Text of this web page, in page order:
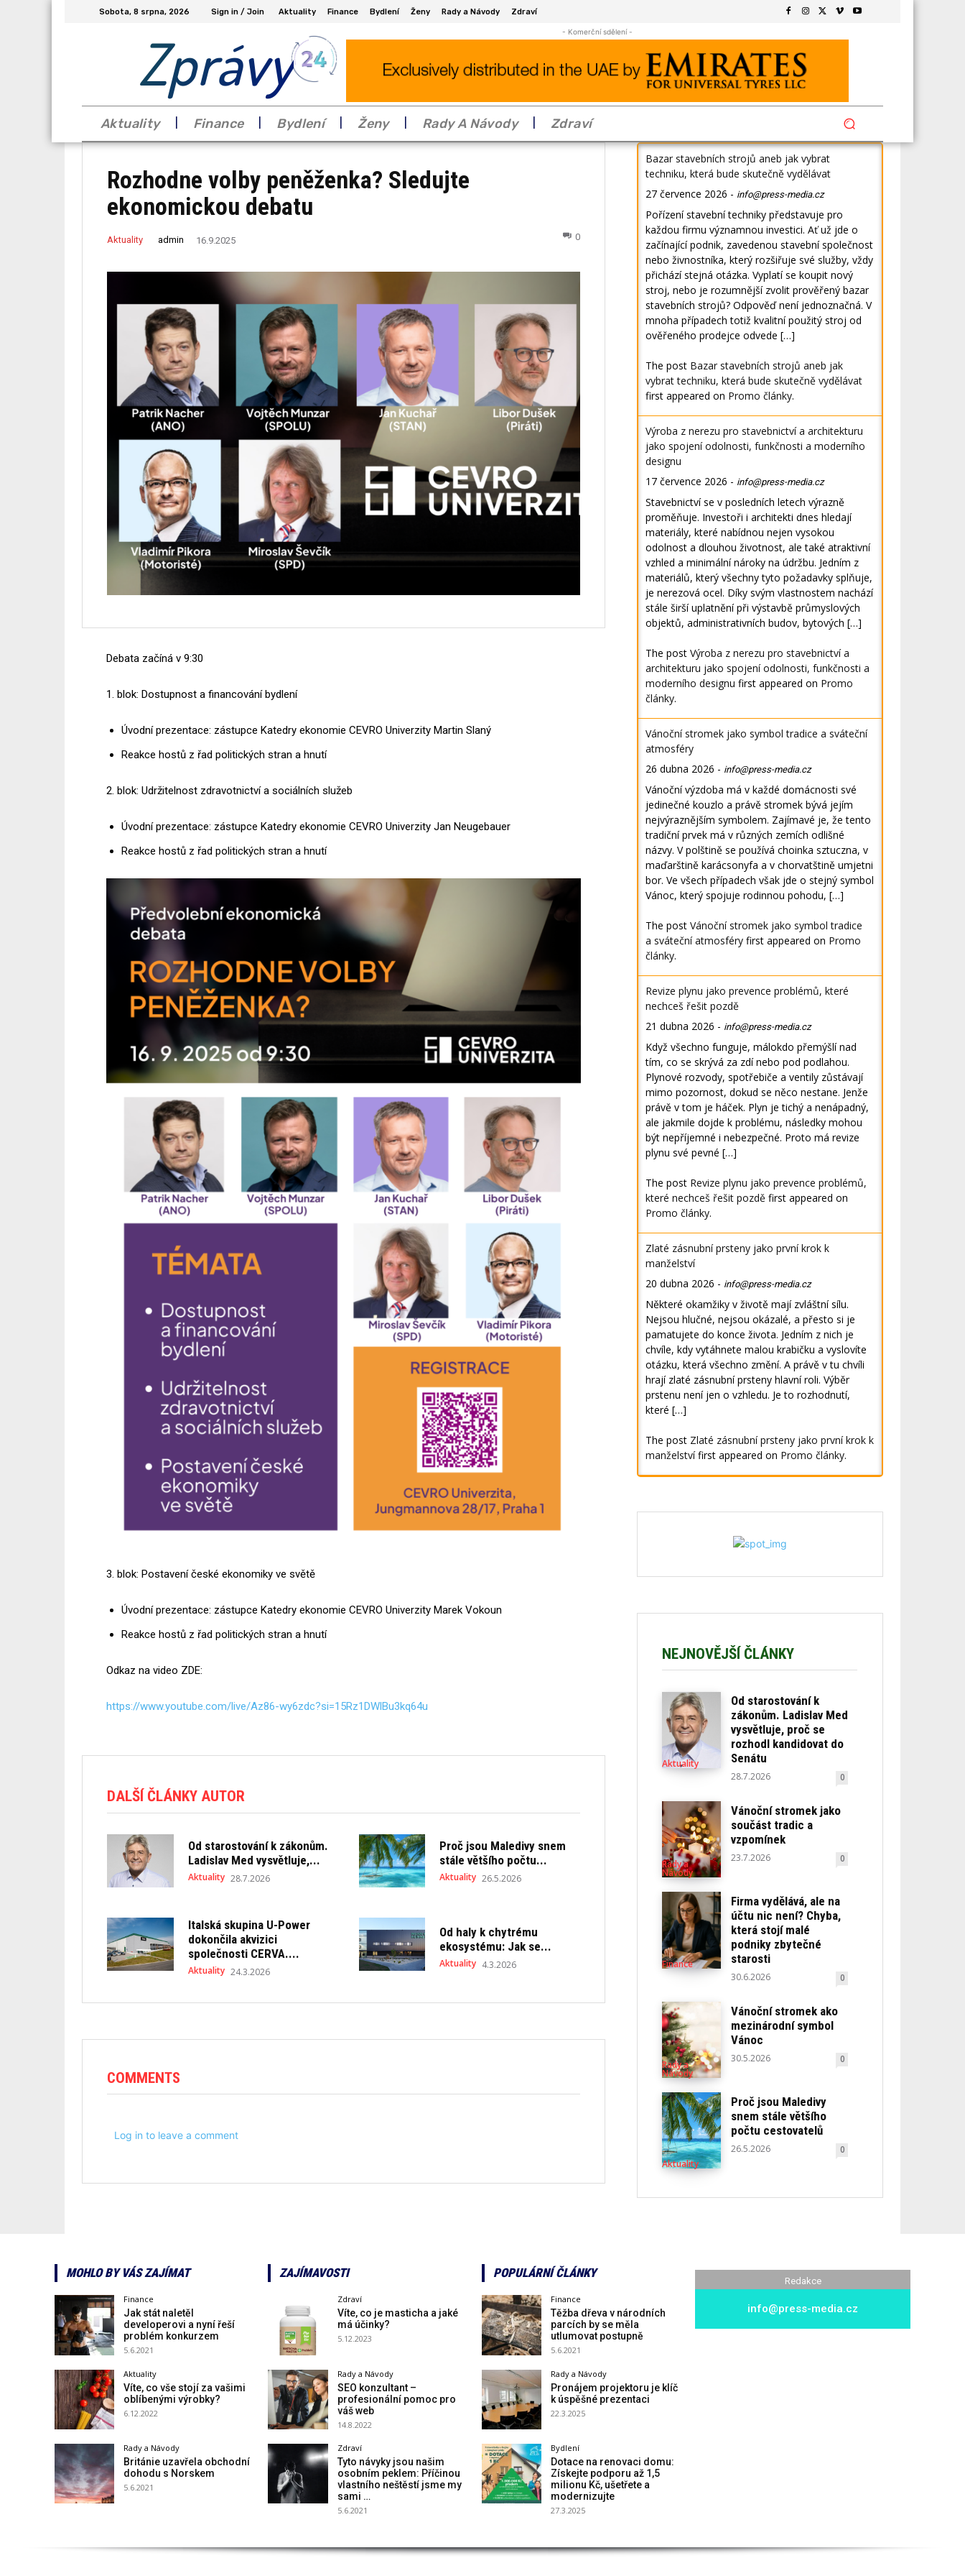
Sobota, 8 srpna, 2026 Sign in / Join Aktuality Finance Bydlení Ženy Rady a Návody Zdraví
Zprávy - Komerční sdělení -
Aktuality Finance Bydlení Ženy Rady A Návody Zdraví
Rozhodne volby peněženka? Sledujte
ekonomickou debatu
Aktuality admin 16.9.2025 0
Debata začíná v 9:30
1. blok: Dostupnost a financování bydlení
Úvodní prezentace: zástupce Katedry ekonomie CEVRO Univerzity Martin Slaný
Reakce hostů z řad politických stran a hnutí
2. blok: Udržitelnost zdravotnictví a sociálních služeb
Úvodní prezentace: zástupce Katedry ekonomie CEVRO Univerzity Jan Neugebauer
Reakce hostů z řad politických stran a hnutí
3. blok: Postavení české ekonomiky ve světě
Úvodní prezentace: zástupce Katedry ekonomie CEVRO Univerzity Marek Vokoun
Reakce hostů z řad politických stran a hnutí
Odkaz na video ZDE:
https://www.youtube.com/live/Az86-wy6zdc?si=15Rz1DWlBu3kq64u
DALŠÍ ČLÁNKY AUTOR
Od starostování k zákonům.
Ladislav Med vysvětluje,...
Aktuality 28.7.2026
Proč jsou Maledivy snem
stále většího počtu...
Aktuality 26.5.2026
Italská skupina U-Power
dokončila akvizici
společnosti CERVA....
Aktuality 24.3.2026
Od haly k chytrému
ekosystému: Jak se...
Aktuality 4.3.2026
COMMENTS
Log in to leave a comment
Bazar stavebních strojů aneb jak vybrat
techniku, která bude skutečně vydělávat
27 července 2026 - info@press-media.cz
Pořízení stavební techniky představuje pro
každou firmu významnou investici. Ať už jde o
začínající podnik, zavedenou stavební společnost
nebo živnostníka, který rozšiřuje své služby, vždy
přichází stejná otázka. Vyplatí se koupit nový
stroj, nebo je rozumnější zvolit prověřený bazar
stavebních strojů? Odpověď není jednoznačná. V
mnoha případech totiž kvalitní použitý stroj od
ověřeného prodejce odvede […]
The post Bazar stavebních strojů aneb jak
vybrat techniku, která bude skutečně vydělávat
first appeared on Promo články.
Výroba z nerezu pro stavebnictví a architekturu
jako spojení odolnosti, funkčnosti a moderního
designu
17 července 2026 - info@press-media.cz
Stavebnictví se v posledních letech výrazně
proměňuje. Investoři i architekti dnes hledají
materiály, které nabídnou nejen vysokou
odolnost a dlouhou životnost, ale také atraktivní
vzhled a minimální nároky na údržbu. Jedním z
materiálů, který všechny tyto požadavky splňuje,
je nerezová ocel. Díky svým vlastnostem nachází
stále širší uplatnění při výstavbě průmyslových
objektů, administrativních budov, bytových […]
The postVýroba z nerezu pro stavebnictví a
architekturu jako spojení odolnosti, funkčnosti a
moderního designu first appeared on Promo
články.
Vánoční stromek jako symbol tradice a sváteční
atmosféry
26 dubna 2026 - info@press-media.cz
Vánoční výzdoba má v každé domácnosti své
jedinečné kouzlo a právě stromek bývá jejím
nejvýraznějším symbolem. Zajímavé je, že tento
tradiční prvek má v různých zemích odlišné
názvy. V polštině se používá choinka sztuczna, v
maďarštině karácsonyfa a v chorvatštině umjetni
bor. Ve všech případech však jde o stejný symbol
Vánoc, který spojuje rodinnou pohodu, […]
The postVánoční stromek jako symbol tradice
a sváteční atmosféry first appeared on Promo
články.
Revize plynu jako prevence problémů, které
nechceš řešit pozdě
21 dubna 2026 - info@press-media.cz
Když všechno funguje, málokdo přemýšlí nad
tím, co se skrývá za zdí nebo pod podlahou.
Plynové rozvody, spotřebiče a ventily zůstávají
mimo pozornost, dokud se něco nestane. Jenže
právě v tom je háček. Plyn je tichý a nenápadný,
ale jakmile dojde k problému, následky mohou
být nepříjemné i nebezpečné. Proto má revize
plynu své pevné […]
The post Revize plynu jako prevence problémů,
které nechceš řešit pozdě first appeared on
Promo články.
Zlaté zásnubní prsteny jako první krok k
manželství
20 dubna 2026 - info@press-media.cz
Některé okamžiky v životě mají zvláštní sílu.
Nejsou hlučné, nejsou okázalé, a přesto si je
pamatujete do konce života. Jedním z nich je
chvíle, kdy vytáhnete malou krabičku a vyslovíte
otázku, která všechno změní. A právě v tu chvíli
hrají zlaté zásnubní prsteny hlavní roli. Výběr
prstenu není jen o vzhledu. Je to rozhodnutí,
které […]
The post Zlaté zásnubní prsteny jako první krok k
manželstvífirst appeared on Promo články.
NEJNOVĚJŠÍ ČLÁNKY
Aktuality
Od starostování k
zákonům. Ladislav Med
vysvětluje, proč se
rozhodl kandidovat do
Senátu
28.7.2026 0
Rady a
Návody
Vánoční stromek jako
součást tradic a
vzpomínek
23.7.2026 0
Finance
Firma vydělává, ale na
účtu nic není? Chyba,
která stojí malé
podniky zbytečné
starosti
30.6.2026 0
Rady a
Návody
Vánoční stromek ako
mezinárodní symbol
Vánoc
30.5.2026 0
Aktuality
Proč jsou Maledivy
snem stále většího
počtu cestovatelů
26.5.2026 0
MOHLO BY VÁS ZAJÍMAT
Finance
Jak stát naletěl
developerovi a nyní řeší
problém konkurzem
5.6.2021
Aktuality
Víte, co vše stojí za vašimi
oblíbenými výrobky?
6.12.2022
Rady a Návody
Británie uzavřela obchodní
dohodu s Norskem
5.6.2021
ZAJÍMAVOSTI
Zdraví
Víte, co je masticha a jaké
má účinky?
5.12.2023
Rady a Návody
SEO konzultant –
profesionální pomoc pro
váš web
14.8.2022
Zdraví
Tyto návyky jsou našim
osobním peklem: Příčinou
vlastního neštěstí jsme my
sami …
5.6.2021
POPULÁRNÍ ČLÁNKY
Finance
Těžba dřeva v národních
parcích by se měla
utlumovat postupně
5.6.2021
Rady a Návody
Pronájem projektoru je klíč
k úspěšné prezentaci
22.3.2025
Bydlení
Dotace na renovaci domu:
Získejte podporu až 1,5
milionu Kč, ušetřete a
modernizujte
27.3.2025
Redakce
info@press-media.cz